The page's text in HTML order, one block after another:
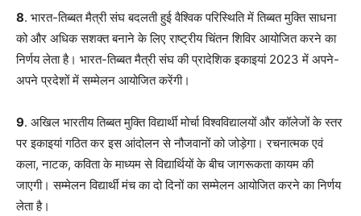
8. भारत-तिब्बत मैत्री संघ बदलती हुई वैश्विक परिस्थिति में तिब्बत मुक्ति साधना
को और अधिक सशक्त बनाने के लिए राष्ट्रीय चिंतन शिविर आयोजित करने का
निर्णय लेता है। भारत-तिब्बत मैत्री संघ की प्रादेशिक इकाइयां 2023 में अपने-
अपने प्रदेशों में सम्मेलन आयोजित करेंगी।
9. अखिल भारतीय तिब्बत मुक्ति विद्यार्थी मोर्चा विश्वविद्यालयों और कॉलेजों के स्तर
पर इकाइयां गठित कर इस आंदोलन से नौजवानों को जोड़ेगा। रचनात्मक एवं
कला, नाटक, कविता के माध्यम से विद्यार्थियों के बीच जागरूकता कायम की
जाएगी। सम्मेलन विद्यार्थी मंच का दो दिनों का सम्मेलन आयोजित करने का निर्णय
लेता है।